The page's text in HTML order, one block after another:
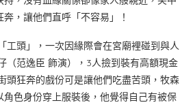
，讓他們直呼「不容易」！
工頭」，一次因緣際會在宮廟裡碰到與人
（范逸臣 飾演），3人撿到裝有高額現金
頭狂奔的戲份可是讓他們吃盡苦頭，牧森
色身份穿上服裝後，他覺得自己有被保